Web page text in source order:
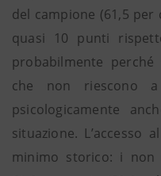
del campione (61,5
quasi 10 punti
probabilmente
che non riescono
psicologicamente
situazione. L’accesso
minimo storico: i non